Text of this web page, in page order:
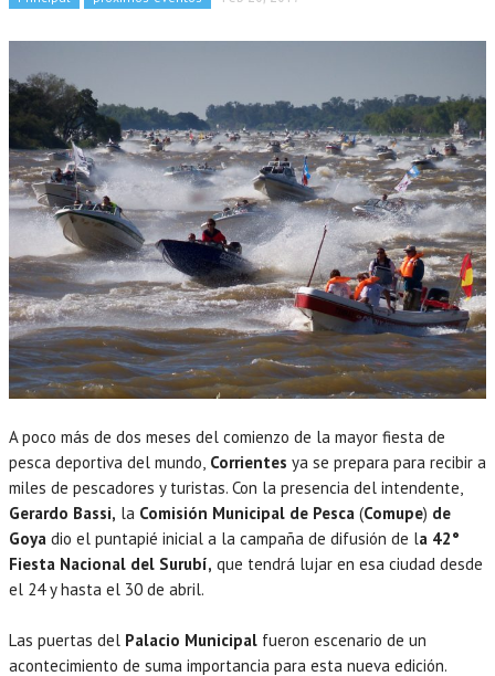
A poco más de dos meses del comienzo de la mayor fiesta de
pesca deportiva del mundo, Corrientes ya se prepara para recibir a
miles de pescadores y turistas. Con la presencia del intendente,
Gerardo Bassi, la Comisión Municipal de Pesca (Comupe) de
Goya dio el puntapié inicial a la campaña de difusión de la 42°
Fiesta Nacional del Surubí, que tendrá lujar en esa ciudad desde
el 24 y hasta el 30 de abril.
Las puertas del Palacio Municipal fueron escenario de un
acontecimiento de suma importancia para esta nueva edición.